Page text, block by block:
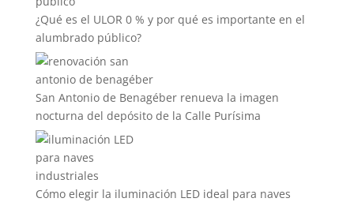
¿Qué es el ULOR 0 % y por qué es importante en el
alumbrado público?
San Antonio de Benagéber renueva la imagen
nocturna del depósito de la Calle Purísima
Cómo elegir la iluminación LED ideal para naves